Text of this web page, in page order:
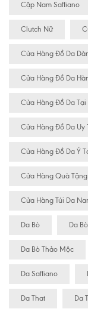
Cặp Nam Saffiano
Clutch Nữ
Cửa Hàng Đồ Da
Cửa Hàng Đồ Da
Cửa Hàng Đồ Da Tại
Cửa Hàng Đồ Da Uy
Cửa Hàng Đồ Da Ý
Cửa Hàng Quà
Cửa Hàng Túi Da
Da Bò Da
Da Bò Thảo Mộc
Da Saffiano
Da That Da